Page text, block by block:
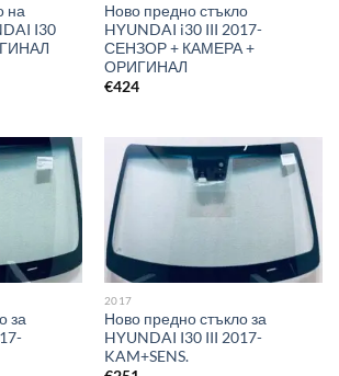
на
I30
Ново предно стъкло
HYUNDAI i30 III 2017-
СЕНЗОР + КАМЕРА +
ОРИГИНАЛ
€424
за
2017
Ново предно стъкло за
HYUNDAI I30 III 2017-
KAM+SENS.